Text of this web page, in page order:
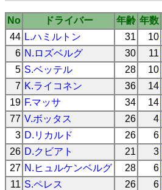
No ドライバー 年齢 年数
44 L.ハミルトン 31 10
6 N.ロズベルグ 30 11
5 S.ベッテル 28 10
7 K.ライコネン 36 14
19 F.マッサ 34 14
77 V.ボッタス 26 4
3 D.リカルド 26 6
26 D.クビアト 21 3
27 N.ヒュルケンベルグ 28 6
11 S.ペレス 26 6